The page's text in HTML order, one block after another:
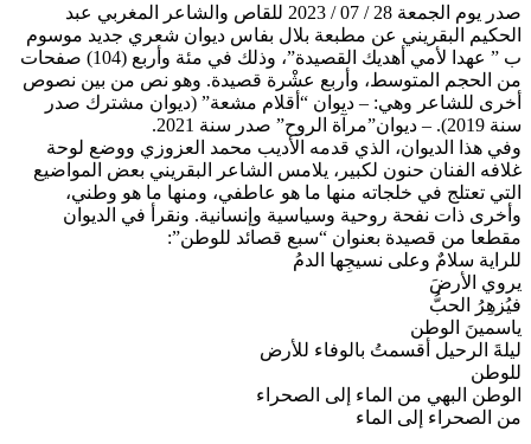
صدر يوم الجمعة 28 / 07 / 2023 للقاص والشاعر المغربي عبد
الحكيم البقريني عن مطبعة بلال بفاس ديوان شعري جديد موسوم
ب ” عهدا لأمي أهديك القصيدة”، وذلك في مئة وأربع (104) صفحات
من الحجم المتوسط، وأربع عشْرة قصيدة. وهو نص من بين نصوص
أخرى للشاعر وهي: – ديوان “أقلام مشعة” (ديوان مشترك صدر
سنة 2019). – ديوان”مرآة الروح” صدر سنة 2021.
وفي هذا الديوان، الذي قدمه الأديب محمد العزوزي ووضع لوحة
غلافه الفنان حنون لكبير، يلامس الشاعر البقريني بعض المواضيع
التي تعتلج في خلجاته منها ما هو عاطفي، ومنها ما هو وطني،
وأخرى ذات نفحة روحية وسياسية وإنسانية. ونقرأ في الديوان
مقطعا من قصيدة بعنوان “سبع قصائد للوطن”:
للراية سلامٌ وعلى نسيجِها الدمُ
يروي الأرضَ
فيُزهِرُ الحبُّ
ياسمينَ الوطن
ليلةَ الرحيل أقسمتُ بالوفاء للأرض
للوطن
الوطن البهي من الماء إلى الصحراء
من الصحراء إلى الماء